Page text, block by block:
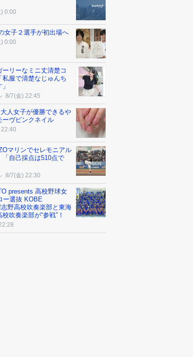
0:00
女子２選手が初出場へ
0:00
ーリーなミニ丈清楚コ
私服で清楚なじゅんち
8/7(金) 22:45
大人女子が優勝できるや
ーヴピンクネイル
マリンでセレモニアル
「自己採点は510点で
8/7(金) 22:30
presents 高校野球女
ー選抜 KOBE
野高校吹奏楽部と東海
吹奏楽部が“参戦”！